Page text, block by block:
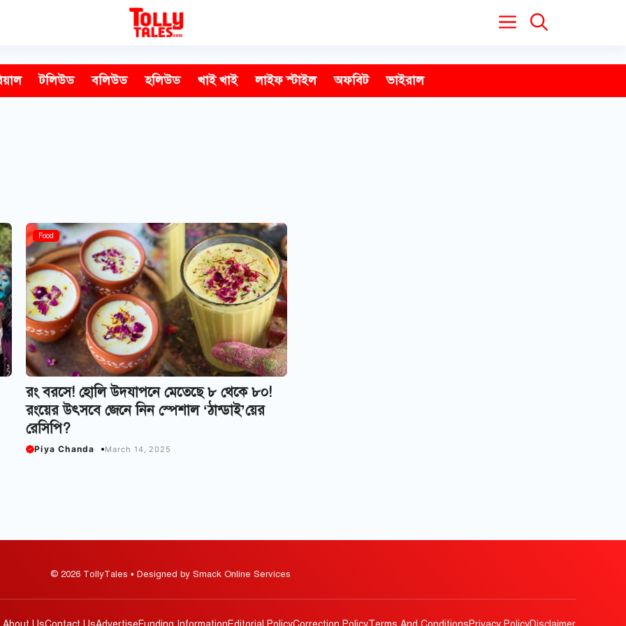
টলিউড বলিউড হলিউড খাই খাই লাইফ স্টাইল অফবিট ভাইরাল
Food
রং বরসে! হোলি উদযাপনে মেতেছে ৮ থেকে ৮০!
রংয়ের উৎসবে জেনে নিন স্পেশাল ‘ঠান্ডাই’য়ের
রেসিপি?
Piya Chanda March 14, 2025
© 2026 TollyTales • Designed by Smack Online Services